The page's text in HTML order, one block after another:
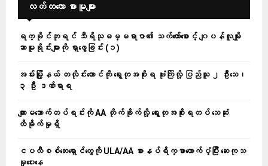
လတ်တ‌လော စာမူများ
ရက္ခိုင်ဘုရင် သီရိသုဓမ္မရာဇာ၏ သက်တော်စောင့် ဂျပန်လူမျိုး
ဆာမူရိုင်းများကို ရှာဖွေခြင်း (၁)
အမ်းမြို့နယ် တလိုင်းတောင်ကို ရွေးတုအစိုးရ ဗုံးကြဲလို့ ပြည်သူ ၂ ဦးသေ၊
၃ ဦး ဒဏ်ရာရ
ကျားမသောက်တပ်ရင်းကို AA တိုက်ခိုက်လို့ ရွေးတုအစိုးရတပ် သေဆုံး
ထိခိုက်မှုရှိ
ငပလီစစ်ဘေးရှောင်တွေကို ULA/AA စားနပ်ရိက္ခာထောက်ပံ့ပြီး ဆေးကုသ
မှုပေးနေ